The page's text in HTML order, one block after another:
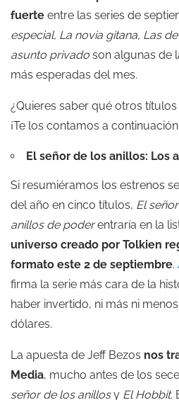
fuerte entre las series de
especial, La novia gitana, Las
asunto privado son algunas de
más esperadas del mes.
¿Quieres saber qué otros
¡Te los contamos a
El señor de los anillos: Los
Si resumiéramos los estrenos
del año en cinco títulos, El
anillos de poderentraría en la
universo creado por Tolkien
formato este 2 de septiembre.
firma la serie más cara de la
haber invertido, ni más ni
dólares.
La apuesta de Jeff Bezos nos
Media, mucho antes de los
señor de los anillosy El Hobbit.